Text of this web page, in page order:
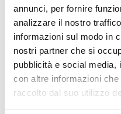
annunci, per fornire
analizzare il nostro
informazioni sul modo in
nostri partner che si
pubblicità e social media,
con altre informazioni
raccolto dal suo utilizzo
Zero Magnesio +
coadiuvante nelle diete
questi due elementi è
Come si assume
Assumere una capsula al
Potassio, da deglutire con